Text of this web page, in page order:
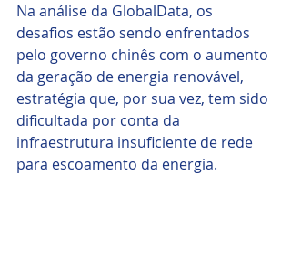
Na análise da GlobalData, os
desafios estão sendo enfrentados
pelo governo chinês com o aumento
da geração de energia renovável,
estratégia que, por sua vez, tem sido
dificultada por conta da
infraestrutura insuficiente de rede
para escoamento da energia.